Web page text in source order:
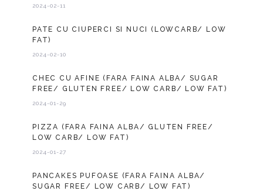
2024-02-11
PATE CU CIUPERCI SI NUCI (LOWCARB/ LOW
FAT)
2024-02-10
CHEC CU AFINE (FARA FAINA ALBA/ SUGAR
FREE/ GLUTEN FREE/ LOW CARB/ LOW FAT)
2024-01-29
PIZZA (FARA FAINA ALBA/ GLUTEN FREE/
LOW CARB/ LOW FAT)
2024-01-27
PANCAKES PUFOASE (FARA FAINA ALBA/
SUGAR FREE/ LOW CARB/ LOW FAT)